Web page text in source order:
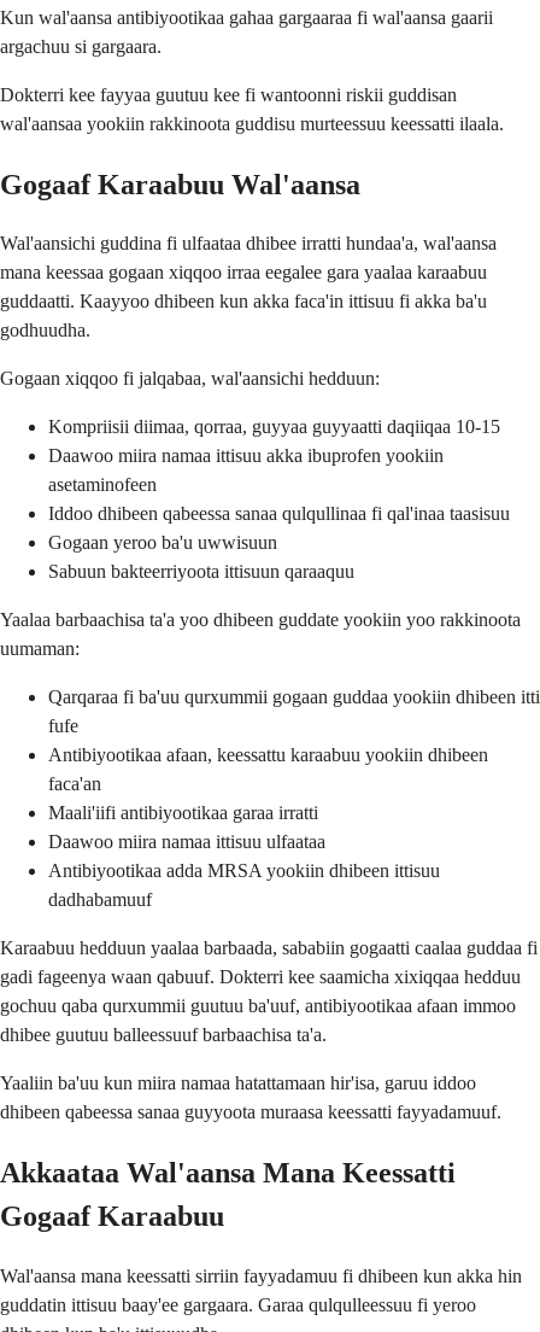
Kun wal'aansa antibiyootikaa gahaa gargaaraa fi wal'aansa gaarii
argachuu si gargaara.
Dokterri kee fayyaa guutuu kee fi wantoonni riskii guddisan
wal'aansaa yookiin rakkinoota guddisu murteessuu keessatti ilaala.
Gogaaf Karaabuu Wal'aansa
Wal'aansichi guddina fi ulfaataa dhibee irratti hundaa'a, wal'aansa
mana keessaa gogaan xiqqoo irraa eegalee gara yaalaa karaabuu
guddaatti. Kaayyoo dhibeen kun akka faca'in ittisuu fi akka ba'u
godhuudha.
Gogaan xiqqoo fi jalqabaa, wal'aansichi hedduun:
Kompriisii diimaa, qorraa, guyyaa guyyaatti daqiiqaa 10-15
Daawoo miira namaa ittisuu akka ibuprofen yookiin
asetaminofeen
Iddoo dhibeen qabeessa sanaa qulqullinaa fi qal'inaa taasisuu
Gogaan yeroo ba'u uwwisuun
Sabuun bakteerriyoota ittisuun qaraaquu
Yaalaa barbaachisa ta'a yoo dhibeen guddate yookiin yoo rakkinoota
uumaman:
Qarqaraa fi ba'uu qurxummii gogaan guddaa yookiin dhibeen itti
fufe
Antibiyootikaa afaan, keessattu karaabuu yookiin dhibeen
faca'an
Maali'iifi antibiyootikaa garaa irratti
Daawoo miira namaa ittisuu ulfaataa
Antibiyootikaa adda MRSA yookiin dhibeen ittisuu
dadhabamuuf
Karaabuu hedduun yaalaa barbaada, sababiin gogaatti caalaa guddaa fi
gadi fageenya waan qabuuf. Dokterri kee saamicha xixiqqaa hedduu
gochuu qaba qurxummii guutuu ba'uuf, antibiyootikaa afaan immoo
dhibee guutuu balleessuuf barbaachisa ta'a.
Yaaliin ba'uu kun miira namaa hatattamaan hir'isa, garuu iddoo
dhibeen qabeessa sanaa guyyoota muraasa keessatti fayyadamuuf.
Akkaataa Wal'aansa Mana Keessatti
Gogaaf Karaabuu
Wal'aansa mana keessatti sirriin fayyadamuu fi dhibeen kun akka hin
guddatin ittisuu baay'ee gargaara. Garaa qulqulleessuu fi yeroo